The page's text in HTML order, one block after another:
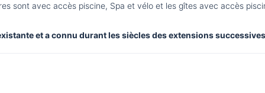
sont avec accès piscine, Spa et vélo et les gîtes avec accès
et a connu durant les siècles des extensions